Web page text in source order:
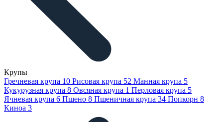
Крупы
Гречневая крупа 10 Рисовая крупа 52 Манная крупа 5
Кукурузная крупа 8 Овсяная крупа 1 Перловая крупа 5
Ячневая крупа 6 Пшено 8 Пшеничная крупа 34 Попкорн 8
Киноа 3